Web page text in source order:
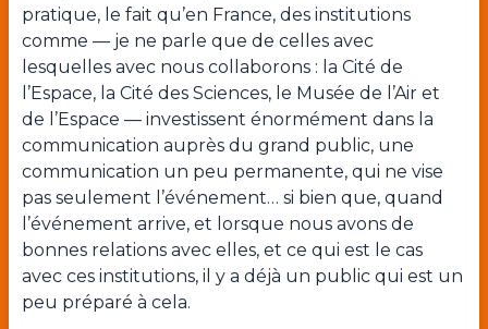
pratique, le fait qu’en France, des institutions
comme — je ne parle que de celles avec
lesquelles avec nous collaborons : la Cité de
l’Espace, la Cité des Sciences, le Musée de l’Air et
de l’Espace — investissent énormément dans la
communication auprès du grand public, une
communication un peu permanente, qui ne vise
pas seulement l’événement… si bien que, quand
l’événement arrive, et lorsque nous avons de
bonnes relations avec elles, et ce qui est le cas
avec ces institutions, il y a déjà un public qui est un
peu préparé à cela.